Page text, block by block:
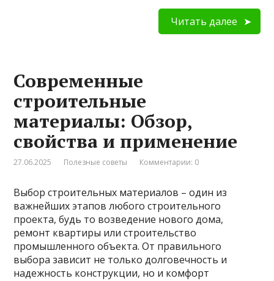
Читать далее
Современные
строительные
материалы: Обзор,
свойства и применение
27.06.2025 Полезные советы Комментарии: 0
Выбор строительных материалов – один из
важнейших этапов любого строительного
проекта, будь то возведение нового дома,
ремонт квартиры или строительство
промышленного объекта. От правильного
выбора зависит не только долговечность и
надежность конструкции, но и комфорт